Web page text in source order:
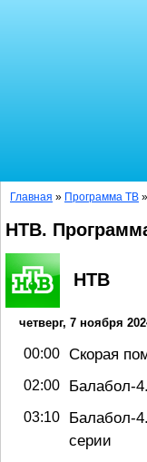
Главная » Программа ТВ »
НТВ.
НТВ
четверг, 7 ноября
00:00 Скорая
02:00 Балабол-
03:10
Балабол-
серии